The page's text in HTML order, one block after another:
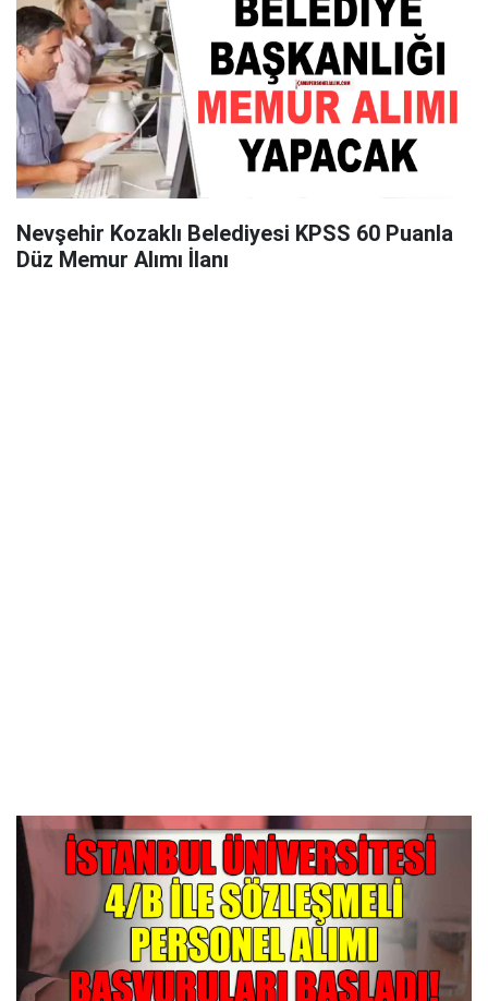
Nevşehir Kozaklı Belediyesi KPSS 60 Puanla
Düz Memur Alımı İlanı